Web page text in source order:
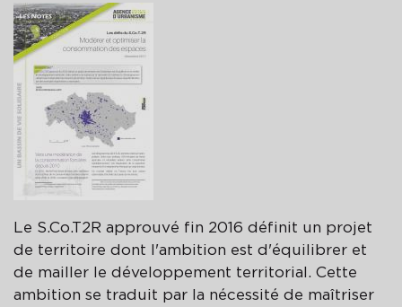
Le S.Co.T2R approuvé fin 2016 définit un projet
de territoire dont l'ambition est d'équilibrer et
de mailler le développement territorial. Cette
ambition se traduit par la nécessité de maîtriser